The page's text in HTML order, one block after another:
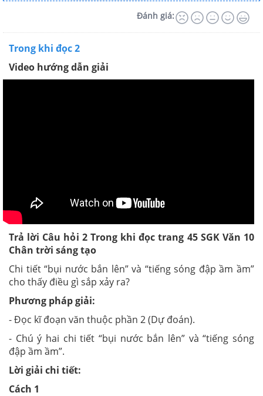
Đánh giá:
Trong khi đọc 2
Video hướng dẫn giải
Trả lời Câu hỏi 2 Trong khi đọc trang 45 SGK Văn 10
Chân trời sáng tạo
Chi tiết “bụi nước bắn lên” và “tiếng sóng đập ầm ầm”
cho thấy điều gì sắp xảy ra?
Phương pháp giải:
- Đọc kĩ đoạn văn thuộc phần 2 (Dự đoán).
- Chú ý hai chi tiết “bụi nước bắn lên” và “tiếng sóng
đập ầm ầm”.
Lời giải chi tiết:
Cách 1